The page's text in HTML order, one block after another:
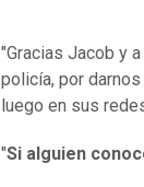
"Gracias Jacob y
policía, por
luego en sus
"Si alguien